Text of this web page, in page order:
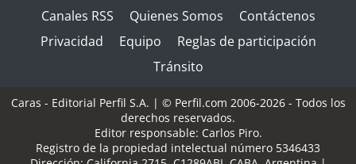
Canales RSS Quienes Somos
Contáctenos
Privacidad
Equipo
Reglas de participación
Tránsito
Caras - Editorial Perfil S.A. | © Perfil.com 2006-2026 - Todos los
derechos reservados.
Editor responsable: Carlos Piro.
Registro de la propiedad intelectual número 5346433